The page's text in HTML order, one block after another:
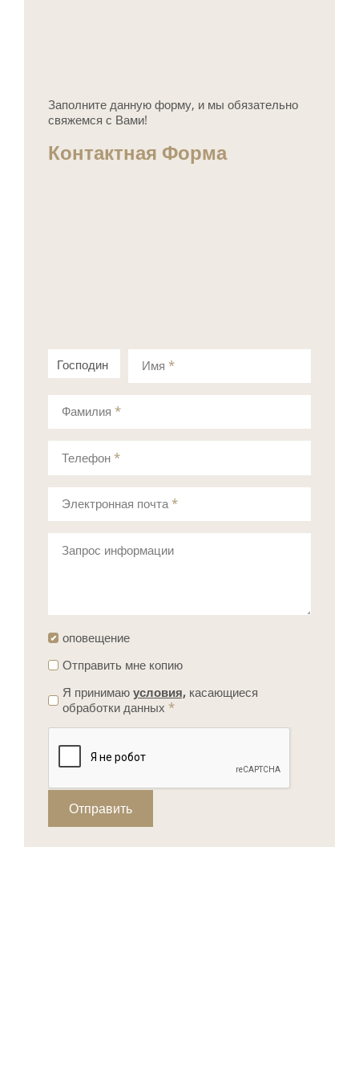
Заполните данную форму, и мы обязательно
свяжемся с Вами!
Контактная Форма
Господин Госпожа
Имя *
Телефон *
Запрос информации
Фамилия *
Электронная почта*
оповещение
Отправить мне копию
Я принимаю условия, касающиеся
обработки данных *
Отправить